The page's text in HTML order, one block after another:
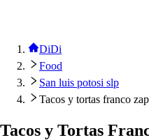
DiDi
Food
San luis potosi slp
Tacos y tortas franco
Tacos y Tortas